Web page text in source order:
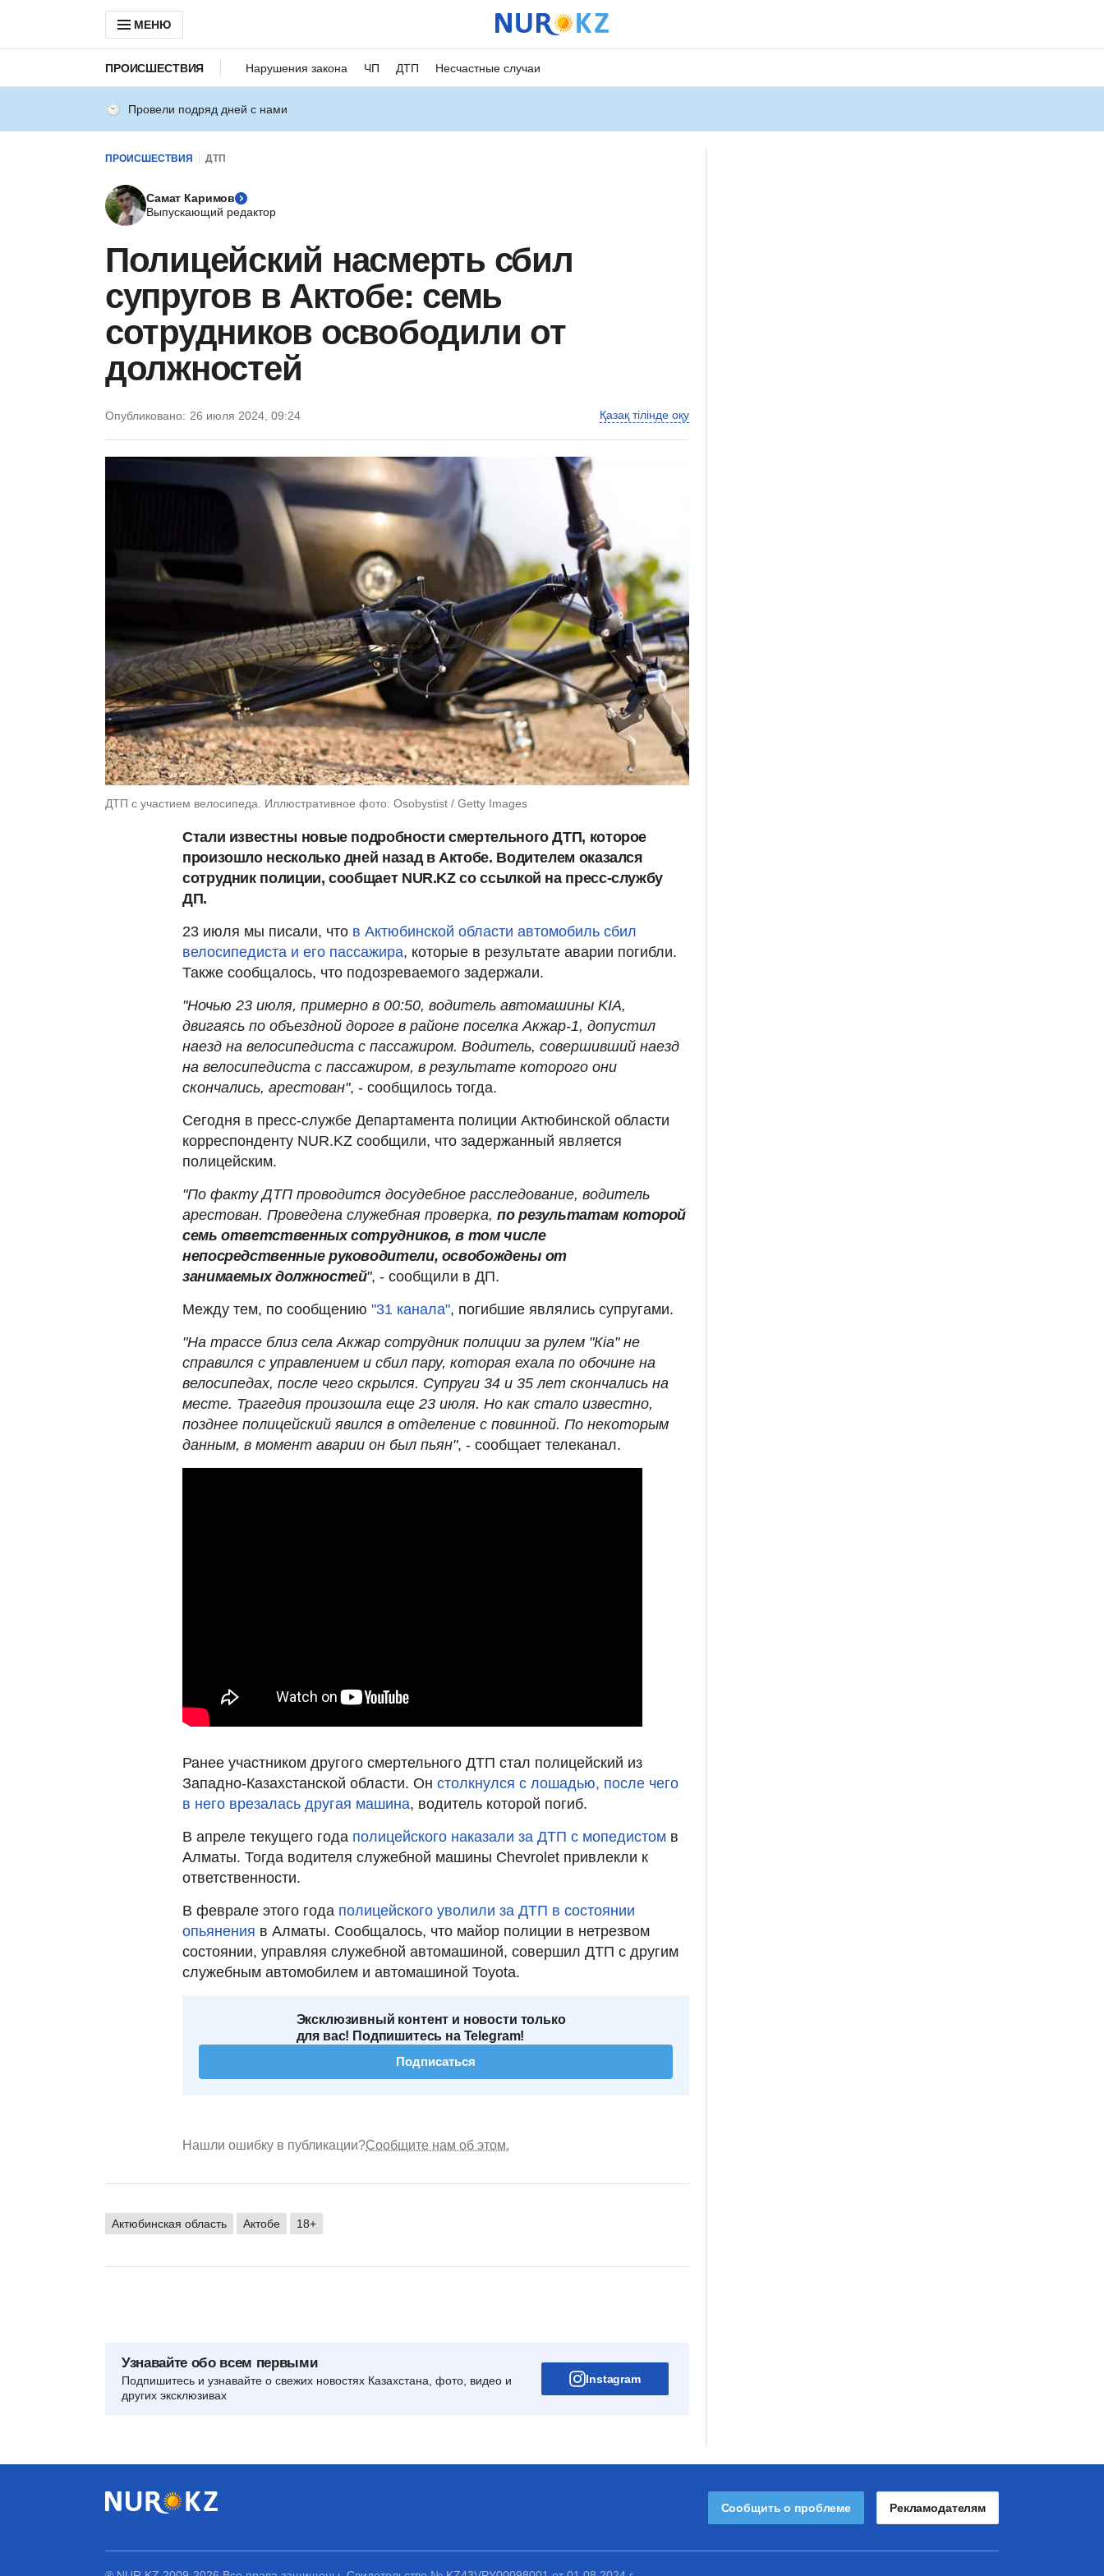
МЕНЮ
ПРОИСШЕСТВИЯ Нарушения закона ЧП ДТП Несчастные случаи
Провели подряд дней с нами
ПРОИСШЕСТВИЯ ДТП
Самат Каримов
Выпускающий редактор
Полицейский насмерть сбил
супругов в Актобе: семь
сотрудников освободили от
должностей
Опубликовано: 26 июля 2024, 09:24 Қазақ тілінде оқу
ДТП с участием велосипеда. Иллюстративное фото: Osobystist / Getty Images
Стали известны новые подробности смертельного ДТП, которое
произошло несколько дней назад в Актобе. Водителем оказался
сотрудник полиции, сообщает NUR.KZ со ссылкой на пресс-службу
ДП.
23 июля мы писали, что в Актюбинской области автомобиль сбил
велосипедиста и его пассажира, которые в результате аварии погибли.
Также сообщалось, что подозреваемого задержали.
"Ночью 23 июля, примерно в 00:50, водитель автомашины KIA,
двигаясь по объездной дороге в районе поселка Акжар-1, допустил
наезд на велосипедиста с пассажиром. Водитель, совершивший наезд
на велосипедиста с пассажиром, в результате которого они
скончались, арестован", - сообщилось тогда.
Сегодня в пресс-службе Департамента полиции Актюбинской области
корреспонденту NUR.KZ сообщили, что задержанный является
полицейским.
"По факту ДТП проводится досудебное расследование, водитель
арестован. Проведена служебная проверка, по результатам которой
семь ответственных сотрудников, в том числе
непосредственные руководители, освобождены от
занимаемых должностей", - сообщили в ДП.
Между тем, по сообщению "31 канала", погибшие являлись супругами.
"На трассе близ села Акжар сотрудник полиции за рулем "Кiа" не
справился с управлением и сбил пару, которая ехала по обочине на
велосипедах, после чего скрылся. Супруги 34 и 35 лет скончались на
месте. Трагедия произошла еще 23 июля. Но как стало известно,
позднее полицейский явился в отделение с повинной. По некоторым
данным, в момент аварии он был пьян", - сообщает телеканал.
Ранее участником другого смертельного ДТП стал полицейский из
Западно-Казахстанской области. Он столкнулся с лошадью, после чего
в него врезалась другая машина, водитель которой погиб.
В апреле текущего года полицейского наказали за ДТП с мопедистом в
Алматы. Тогда водителя служебной машины Chevrolet привлекли к
ответственности.
В феврале этого года полицейского уволили за ДТП в состоянии
опьянения в Алматы. Сообщалось, что майор полиции в нетрезвом
состоянии, управляя служебной автомашиной, совершил ДТП с другим
служебным автомобилем и автомашиной Toyota.
Эксклюзивный контент и новости только
для вас! Подпишитесь на Telegram!
Подписаться
Нашли ошибку в публикации?Сообщите нам об этом.
Актюбинская область Актобе 18+
Узнавайте обо всем первыми
Подпишитесь и узнавайте о свежих новостях Казахстана, фото, видео и
других эксклюзивах
Instagram
Сообщить о проблеме Рекламодателям